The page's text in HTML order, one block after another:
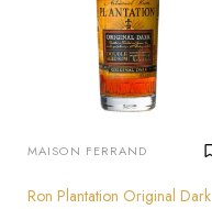
MAISON FERRAND
Ron Plantation Original Dark